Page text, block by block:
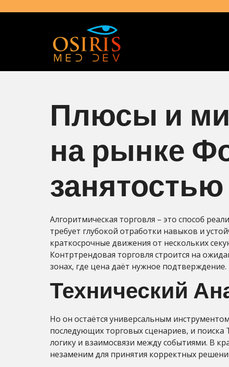
Плюсы и
на рынке
занятостью
Алгоритмическая торговля – это способ
требует глубокой отработки навыков и
краткосрочные движения от нескольких
Контртрендовая торговля строится на
зонах, где цена даёт нужное подтверждение.
Технический
Но он остаётся универсальным
последующих торговых сценариев, и
логику и взаимосвязи между событиями. В
незаменим для принятия корректных